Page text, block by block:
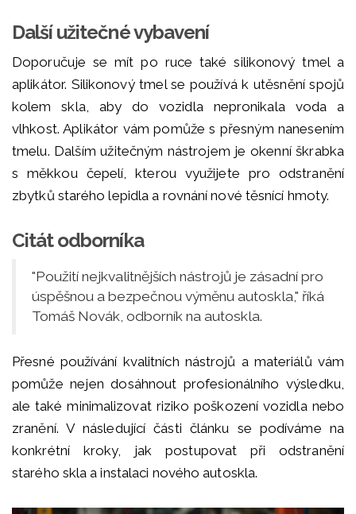
Další užitečné vybavení
Doporučuje se mít po ruce také silikonový tmel a
aplikátor. Silikonový tmel se používá k utěsnění spojů
kolem skla, aby do vozidla nepronikala voda a
vlhkost. Aplikátor vám pomůže s přesným nanesením
tmelu. Dalším užitečným nástrojem je okenní škrabka
s měkkou čepelí, kterou využijete pro odstranění
zbytků starého lepidla a rovnání nové těsnící hmoty.
Citát odborníka
"Použití nejkvalitnějších nástrojů je zásadní pro
úspěšnou a bezpečnou výměnu autoskla," říká
Tomáš Novák, odborník na autoskla.
Přesné používání kvalitních nástrojů a materiálů vám
pomůže nejen dosáhnout profesionálního výsledku,
ale také minimalizovat riziko poškození vozidla nebo
zranění. V následující části článku se podíváme na
konkrétní kroky, jak postupovat při odstranění
starého skla a instalaci nového autoskla.